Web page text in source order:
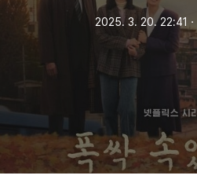
2025. 3. 20. 22:41 ㆍ